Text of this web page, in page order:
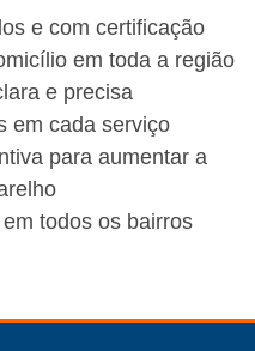
e com certificação
em toda a região
e precisa
em cada serviço
para aumentar a
todos os bairros